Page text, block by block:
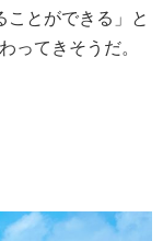
とができる」と
ってきそうだ。